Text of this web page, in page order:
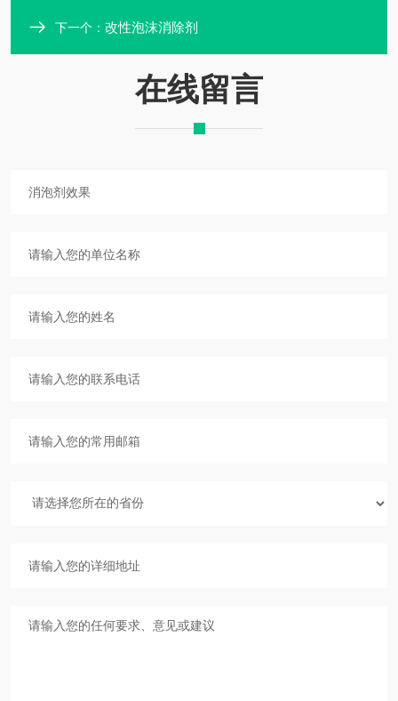
下一个： 改性泡沫消除剂
在线留言